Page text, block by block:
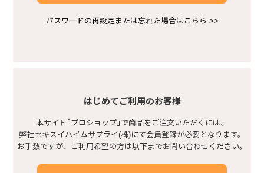
建具まわり
浴室・トイレまわり
パスワードの再設定または忘れた場合はこちら >>
はじめてご利用のお客様
本サイト｢プロショップ｣で商品をご注文いただくには、
弊社セキスイハイムサプライ(株)にて会員登録が必要となります。
お手数ですが、ご利用希望の方は以下までお問い合わせください。